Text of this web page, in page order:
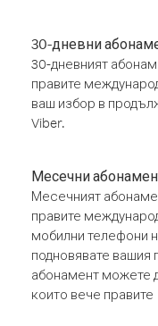
30-дневни
30-дневният
правите
ваш избор в
Viber.
Месечни
Месечният
правите
мобилни телефони
подновявате вашия
абонамент можете
които вече правите